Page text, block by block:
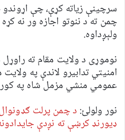
سرچينې زياته کړې، چې
چمن ته د ننوتو اجازه ور نه
ولېږداوه.
نوموړی د ولایت مقام ته
امنیتي تدابیرو لاندې په
عمومي منشي مزمل شاه په
نور ولولئ: د چمن پرلت
ډیورنډ کرښې ته نږدې